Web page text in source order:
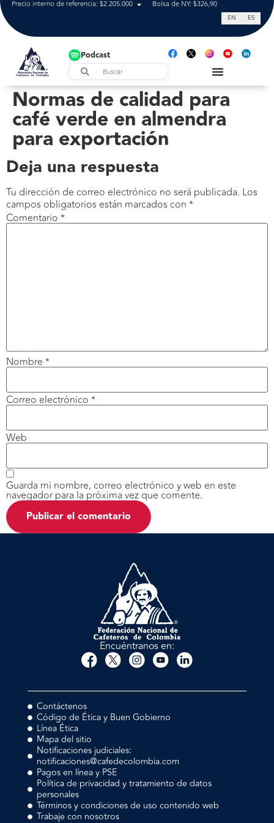
Precio interno de referencia: $2.205.000 Bolsa de NY: $326,90 Tasa de
EN ES
Podcast
Normas de calidad para
café verde en almendra
para exportación
Deja una respuesta
Tu dirección de correo electrónico no será publicada. Los
campos obligatorios están marcados con *
Comentario *
Nombre *
Correo electrónico *
Web
Guarda mi nombre, correo electrónico y web en este
navegador para la próxima vez que comente.
Encuéntranos en:
Contáctenos
Código de Ética y Buen Gobierno
Línea Ética
Mapa del sitio
Notificaciones judiciales:
notificaciones@cafedecolombia.com
Pagos en línea y PSE
Política de privacidad y tratamiento de datos
personales
Términos y condiciones de uso contenido web
Trabaje con nosotros